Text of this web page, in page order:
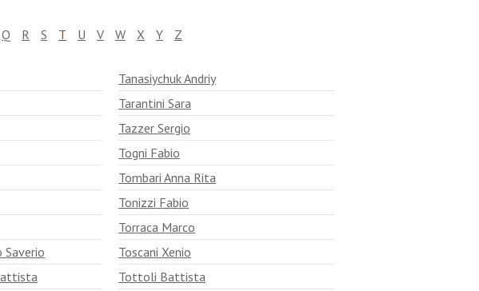
Q R S T U V W X Y Z
Tanasiychuk Andriy
Tarantini Sara
Tazzer Sergio
Togni Fabio
Tombari Anna Rita
Tonizzi Fabio
Torraca Marco
Toscani Xenio
Tottoli Battista